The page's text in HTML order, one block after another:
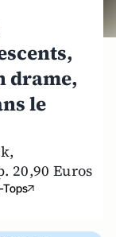
drame,
le
20,90 Euros